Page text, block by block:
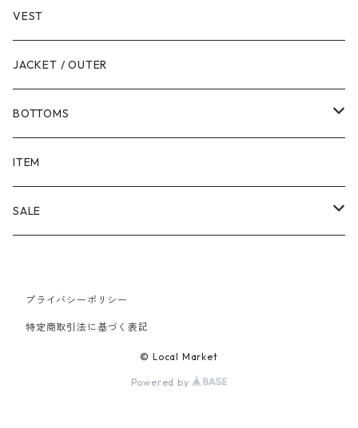
VEST
JACKET / OUTER
BOTTOMS
SHORTS
PANTS
ITEM
SALE
PANTS
プライバシーポリシー
特定商取引法に基づく表記
© Local Market
Powered by